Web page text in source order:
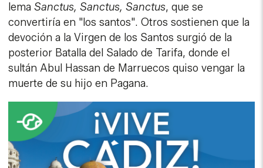
lema Sanctus, Sanctus, Sanctus, que se
convertiría en "los santos". Otros sostienen que la
devoción a la Virgen de los Santos surgió de la
posterior Batalla del Salado de Tarifa, donde el
sultán Abul Hassan de Marruecos quiso vengar la
muerte de su hijo en Pagana.